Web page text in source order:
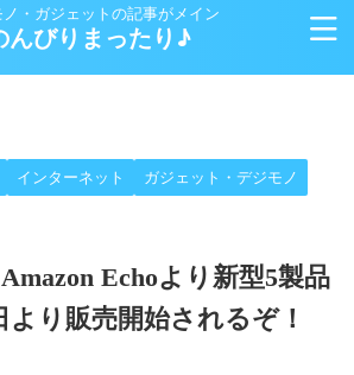
・ガジェットの記事がメイン
んびりまったり♪
インターネット ガジェット・デジモノ
Echoより新型5製品
より販売開始されるぞ！